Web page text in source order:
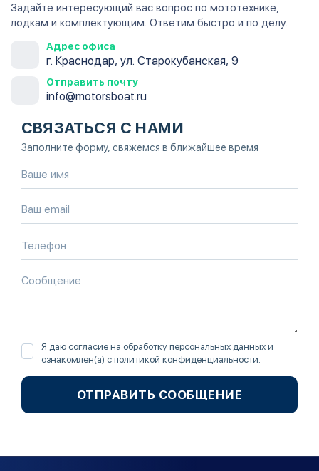
Задайте интересующий вас вопрос по мототехнике,
лодкам и комплектующим. Ответим быстро и по делу.
Адрес офиса
г. Краснодар, ул. Старокубанская, 9
Отправить почту
info@motorsboat.ru
СВЯЗАТЬСЯ С НАМИ
Заполните форму, свяжемся в ближайшее время
Я даю согласие на обработку персональных данных и
ознакомлен(а) с политикой конфиденциальности
ОТПРАВИТЬ СООБЩЕНИЕ